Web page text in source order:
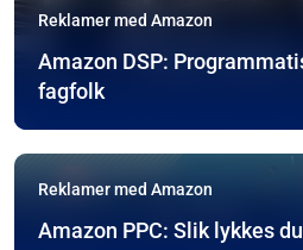
Reklamer med Amazon
Amazon DSP:
fagfolk
Reklamer med Amazon
Amazon PPC: Slik lykkes